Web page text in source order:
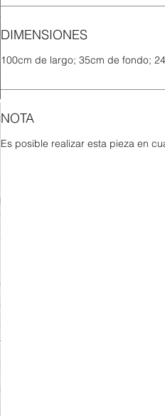
DIMENSIONES
100cm de largo; 35cm de fondo;
NOTA
Es posible realizar esta pieza en